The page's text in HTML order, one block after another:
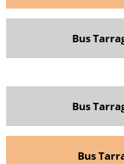
Bus
Bus
Bus